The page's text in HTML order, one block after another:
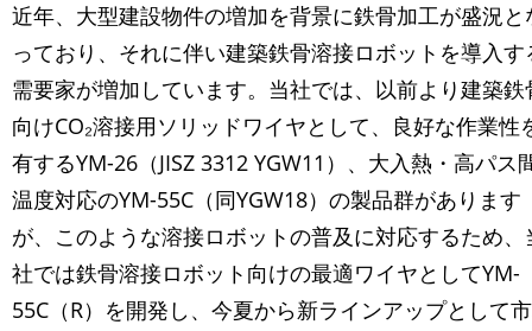
近年、大型建設物件の増加を背景に鉄骨加工が盛況と
っており、それに伴い建築鉄骨溶接ロボットを導入す
需要家が増加しています。当社では、以前より建築鉄
向けCO₂溶接用ソリッドワイヤとして、良好な作業性
有するYM-26（JISZ 3312 YGW11）、大入熱・高パス
温度対応のYM-55C（同YGW18）の製品群があります
が、このような溶接ロボットの普及に対応するため、
社では鉄骨溶接ロボット向けの最適ワイヤとしてYM-
55C（R）を開発し、今夏から新ラインアップとして